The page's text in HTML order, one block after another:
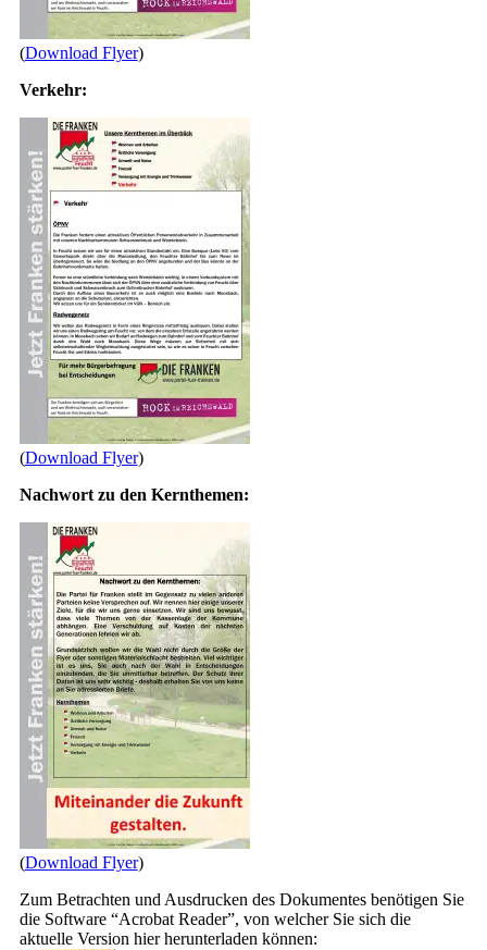
(Download Flyer)
Verkehr:
(Download Flyer)
Nachwort zu den Kernthemen:
(Download Flyer)
Zum Betrachten und Ausdrucken des Dokumentes benötigen Sie
die Software “Acrobat Reader”, von welcher Sie sich die
aktuelle Version hier herunterladen können: